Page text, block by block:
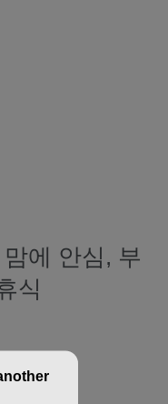
에 안심, 부
식